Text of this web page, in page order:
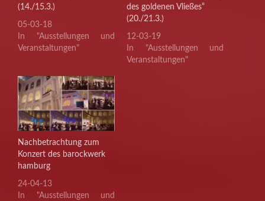
(14./15.3.)
05-03-18
In "Ausstellungen und
Veranstaltungen"
des goldenen Vließes“
(20./21.3.)
12-03-19
In "Ausstellungen und
Veranstaltungen"
Nachbetrachtung zum
Konzert des barockwerk
hamburg
24-04-13
In "Ausstellungen und